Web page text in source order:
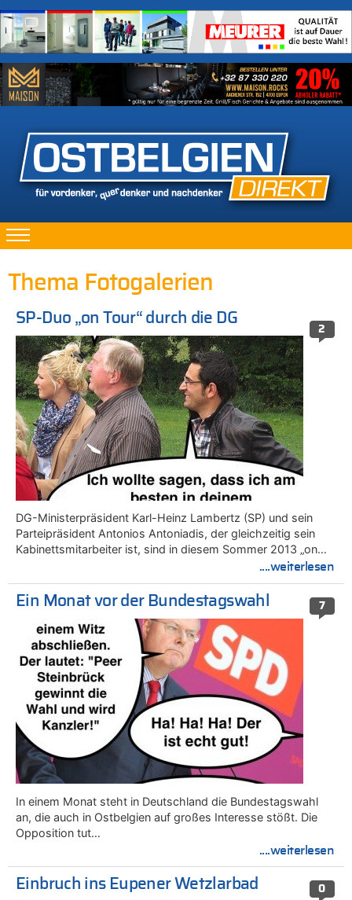
Thema Fotogalerien
2
SP-Duo „on Tour“ durch die DG
DG-Ministerpräsident Karl-Heinz Lambertz (SP) und sein
Parteipräsident Antonios Antoniadis, der gleichzeitig sein
Kabinettsmitarbeiter ist, sind in diesem Sommer 2013 „on…
....weiterlesen
7
Ein Monat vor der Bundestagswahl
In einem Monat steht in Deutschland die Bundestagswahl
an, die auch in Ostbelgien auf großes Interesse stößt. Die
Opposition tut…
....weiterlesen
0
Einbruch ins Eupener Wetzlarbad